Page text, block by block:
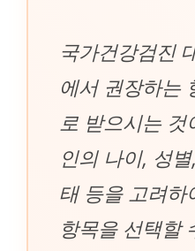
국가건강검진
에서 권장하는
로 받으시는 것
인의 나이, 성
태 등을 고려하
항목을 선택할